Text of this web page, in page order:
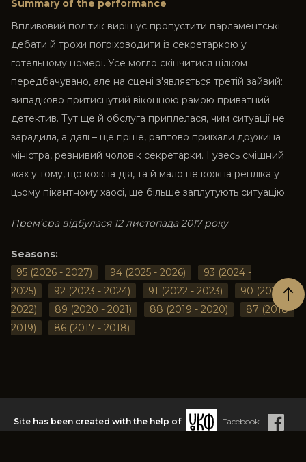
Summary of the performance
Впливовий політик вирішує пропустити парламентські
дебати й трохи погріховодити із секретаркою у
готельному номері. Усе могло скінчитися цілком
передбачувано, але на сцені з'являється третій зайвий:
випадково притиснутий віконною рамою приватний
детектив. Тут ще й обслуга приплелася, чим ситуації не
зарадила, а далі – ще гірше, раптово приїхали дружина
міністра, ревнивий чоловік секретарки. І увесь смішний
жах у тому, що кожна дія, та й мало не кожна репліка у
цьому пікантному хаосі, ще більше заплутують ситуацію...
Прем’єра відбулася 12 листопада 2017 року
Seasons:
95 (2026 - 2027)
94 (2025 - 2026)
93 (2024 -
2025)
92 (2023 - 2024) 91 (2022 - 2023)
90 (2021 -
2022)
89 (2020 - 2021) 88 (2019 - 2020)
87 (2018 -
2019)
86 (2017 - 2018)
Facebook
Site has been created with the help of